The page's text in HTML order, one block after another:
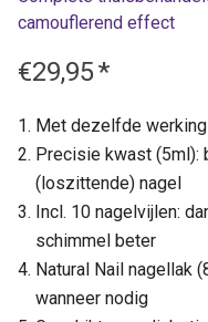
camouflerend effect
€29,95*
Met dezelfde
Precisie kwast (5ml):
(loszittende) nagel
Incl. 10 nagelvijlen:
schimmel beter
Natural Nail nagellak
wanneer nodig